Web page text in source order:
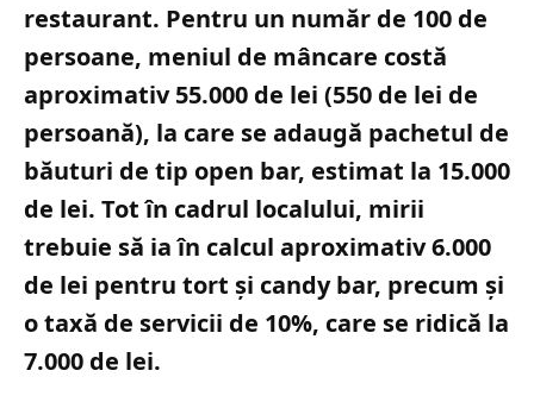
restaurant. Pentru un număr de 100 de
persoane, meniul de mâncare costă
aproximativ 55.000 de lei (550 de lei de
persoană), la care se adaugă pachetul de
băuturi de tip open bar, estimat la 15.000
de lei. Tot în cadrul localului, mirii
trebuie să ia în calcul aproximativ 6.000
de lei pentru tort și candy bar, precum și
o taxă de servicii de 10%, care se ridică la
7.000 de lei.